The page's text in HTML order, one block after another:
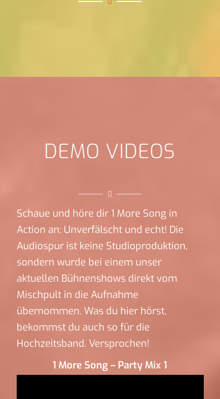
DEMO VIDEOS
Schaue und höre dir 1 More Song in
Action an: Unverfälscht und echt! Die
Audiospur ist keine Studioproduktion,
sondern wurde bei einem unser
aktuellen Bühnenshows direkt vom
Mischpult in die Aufnahme
übernommen. Was du hier hörst,
bekommst du auch so für die
Hochzeitsband. Versprochen!
1 More Song – Party Mix 1